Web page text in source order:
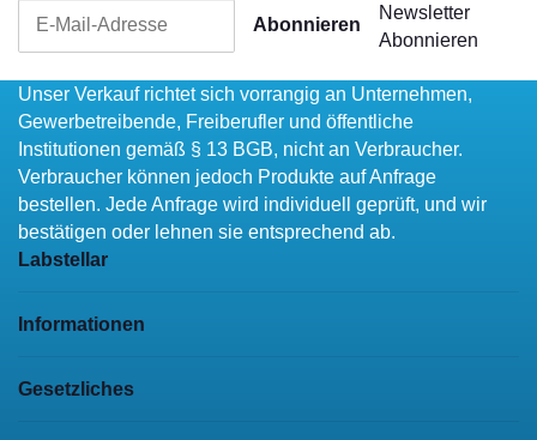
Abonnieren
Newsletter
Abonnieren
Unser Verkauf richtet sich vorrangig an Unternehmen,
Gewerbetreibende, Freiberufler und öffentliche
Institutionen gemäß § 13 BGB, nicht an Verbraucher.
Verbraucher können jedoch Produkte auf Anfrage
bestellen. Jede Anfrage wird individuell geprüft, und wir
bestätigen oder lehnen sie entsprechend ab.
Labstellar
Informationen
Gesetzliches